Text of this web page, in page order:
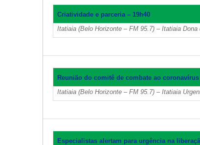
Criatividade e parceria – 19h40
Itatiaia (Belo Horizonte – FM 95.7) – Itatiaia
Reunião do comitê de combate ao coronavírus
Itatiaia (Belo Horizonte – FM 95.7) – Itatiaia
Especialistas alertam para urgência na